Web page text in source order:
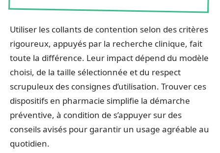
Utiliser les collants de contention selon des critères
rigoureux, appuyés par la recherche clinique, fait
toute la différence. Leur impact dépend du modèle
choisi, de la taille sélectionnée et du respect
scrupuleux des consignes d’utilisation. Trouver ces
dispositifs en pharmacie simplifie la démarche
préventive, à condition de s’appuyer sur des
conseils avisés pour garantir un usage agréable au
quotidien.